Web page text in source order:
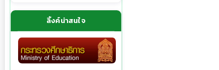
ลิ้งค์น่าสนใจ